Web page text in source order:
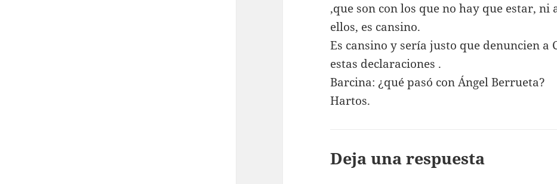
,que son con los que no hay que estar,
ellos, es cansino.
Es cansino y sería justo que denuncien a
estas declaraciones .
Barcina: ¿qué pasó con Ángel Berrueta?
Hartos.
Deja una respuesta